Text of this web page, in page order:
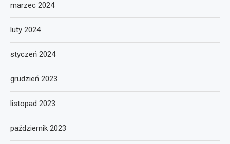
marzec 2024
luty 2024
styczeń 2024
grudzień 2023
listopad 2023
październik 2023